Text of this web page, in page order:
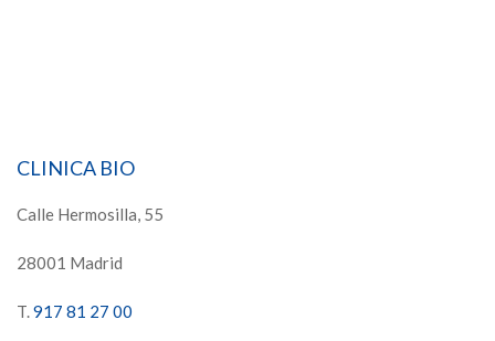
CLINICA BIO
Calle Hermosilla, 55
28001 Madrid
T.917 81 27 00